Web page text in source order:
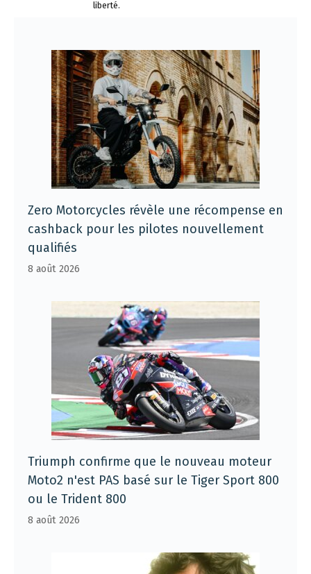
liberté.
Zero Motorcycles révèle une récompense en
cashback pour les pilotes nouvellement
qualifiés
8 août 2026
Triumph confirme que le nouveau moteur
Moto2 n'est PAS basé sur le Tiger Sport 800
ou le Trident 800
8 août 2026